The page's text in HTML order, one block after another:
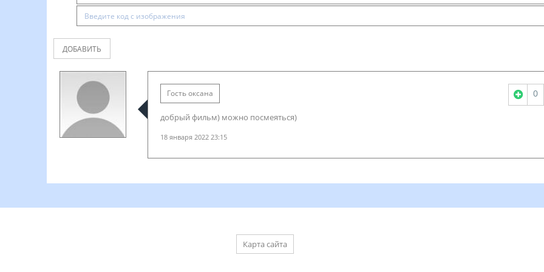
ДОБАВИТЬ
Гость оксана 0
добрый фильм) можно посмеяться)
18 января 2022 23:15
Карта сайта